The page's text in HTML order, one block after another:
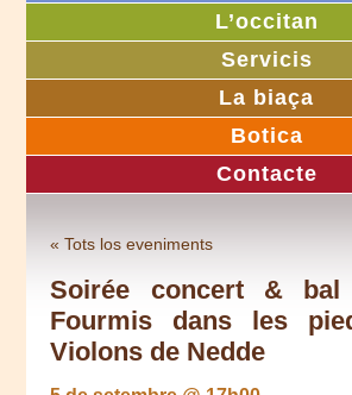
L’occitan
Servicis
La biaça
Botica
Contacte
« Tots los eveniments
Soirée concert & bal
Fourmis dans les
Violons de Nedde